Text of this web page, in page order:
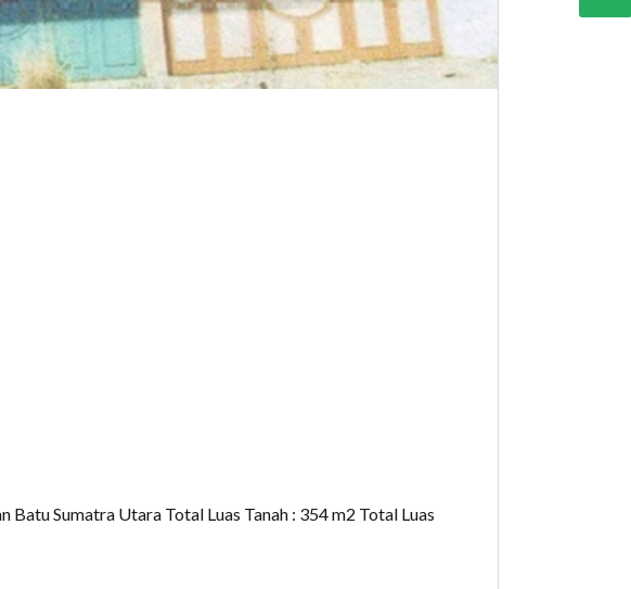
Sumatra Utara Total Luas Tanah : 354 m2 Total Luas